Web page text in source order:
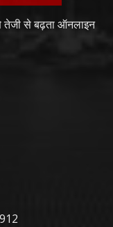
से बढ़ता ऑनलाइन